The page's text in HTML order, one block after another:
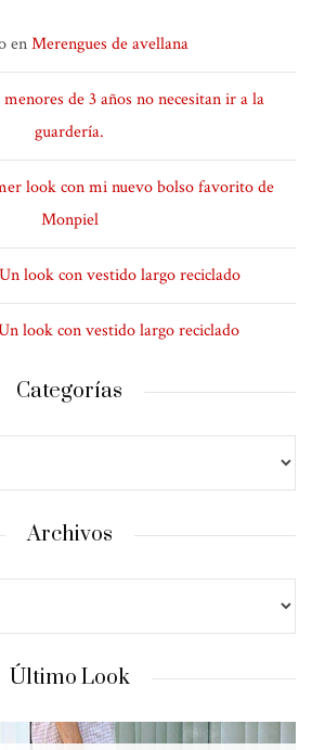
enMerengues de avellana
de 3 años no necesitan ir a la
guardería.
look con mi nuevo bolso favorito de
Monpiel
Un look con vestido largo reciclado
look con vestido largo reciclado
Categorías
Archivos
Último Look